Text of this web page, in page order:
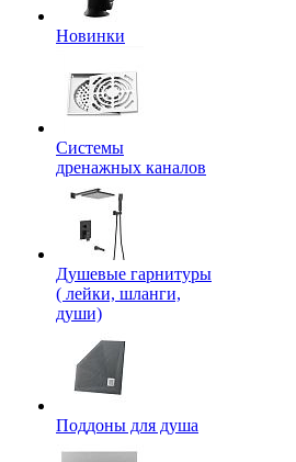
Новинки
Системы
дренажных каналов
Душевые гарнитуры
( лейки, шланги,
души)
Поддоны для душа